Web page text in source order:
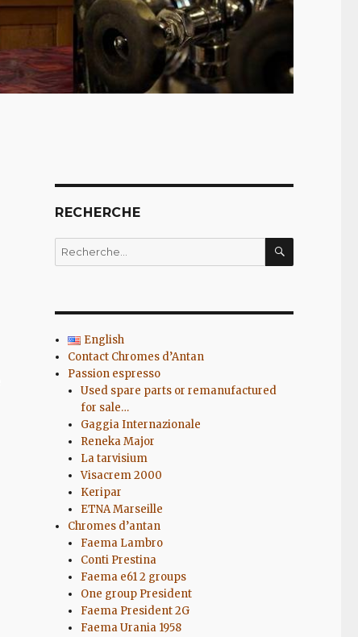
RECHERCHE
Recherche
pour
English
Contact Chromes d’Antan
Passion espresso
Used spare parts or remanufactured
for sale…
Gaggia Internazionale
Reneka Major
La tarvisium
Visacrem 2000
Keripar
ETNA Marseille
Chromes d’antan
Faema Lambro
Conti Prestina
Faema e61 2 groups
One group President
Faema President 2G
Faema Urania 1958